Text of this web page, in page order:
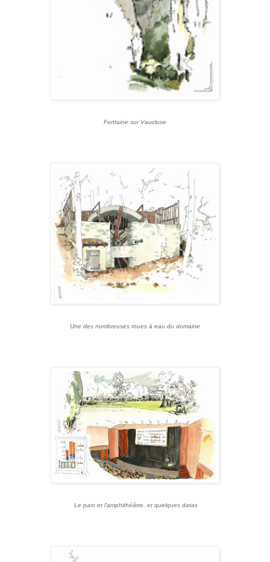
Fontaine sur Vaucluse
Une des nombreuses roues à eau du domaine
Le parc et l'amphithéâtre, et quelques datas